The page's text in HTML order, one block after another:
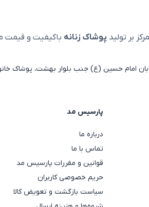
پوشاک زنانه باکیفیت و قیمت
امام حسین (ع) جنب بلوار بهشت، پوشاک
پارسیس مد
درباره ما
تماس با ما
قوانین و مقررات پارسیس مد
حریم خصوصی کاربران
سیاست بازگشت و تعویض کالا